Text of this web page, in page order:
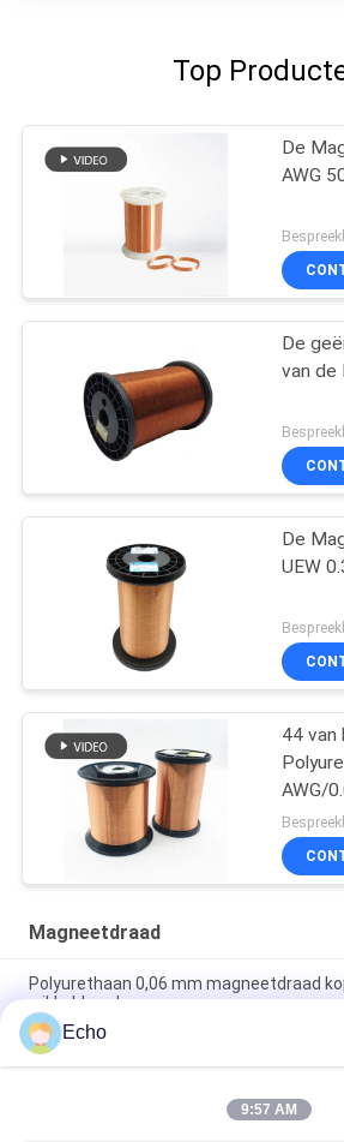
Top
De
AWG
De
van de
De
UEW
44 van
AWG/
Magneetdraad
Polyurethaan 0,06 mm magneetdraad
wikkeldraad
0.15mm gelaagd koperen wikkeldraad
meetgrafiek
de 0.036mm Geëmailleerde Draad van
Echo
9:57 AM